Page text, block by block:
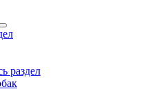
раздел